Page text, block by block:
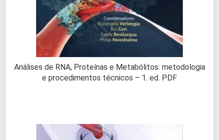
Análises de RNA, Proteínas e Metabólitos: metodologia
e procedimentos técnicos – 1. ed. PDF